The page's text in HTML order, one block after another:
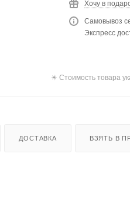
Хочу в
Самовывоз
Экспресс
✴️ Стоимость товара
ДОСТАВКА ВЗЯТЬ В